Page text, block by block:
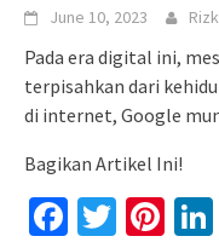
June 10, 2023
Pada era digital ini,
terpisahkan dari
di internet, Google
Bagikan Artikel Ini!
Facebook